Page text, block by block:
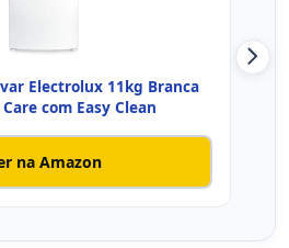
Electrolux 11kg Branca
com Easy Clean
na Amazon